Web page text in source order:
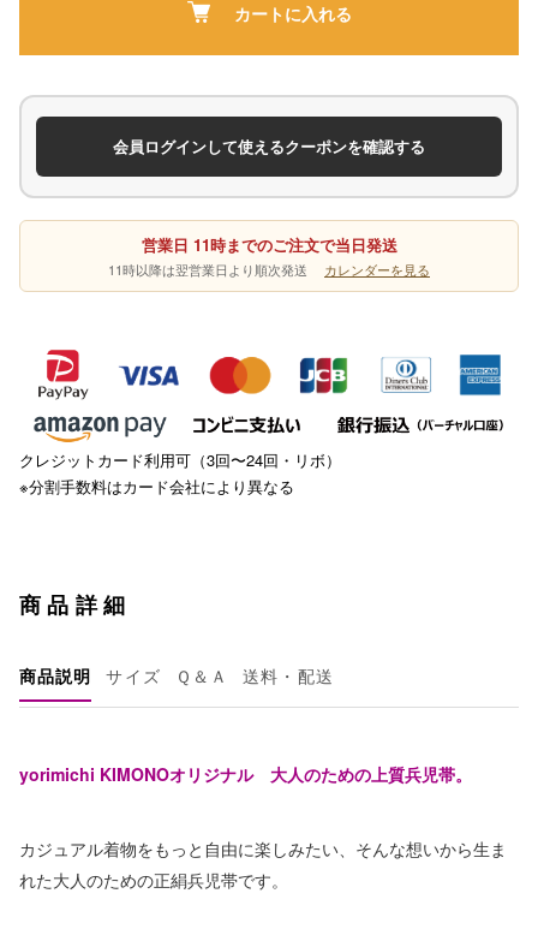
カートに入れる
会員ログインして使えるクーポンを確認する
営業日 11時までのご注文で当日発送
11時以降は翌営業日より順次発送 カレンダーを見る
クレジットカード利用可（3回〜24回・リボ）
※分割手数料はカード会社により異なる
商品詳細
商品説明 サイズ Ｑ＆Ａ 送料・配送
yorimichi KIMONOオリジナル 大人のための上質兵児帯。
カジュアル着物をもっと自由に楽しみたい、そんな想いから生ま
れた大人のための正絹兵児帯です。